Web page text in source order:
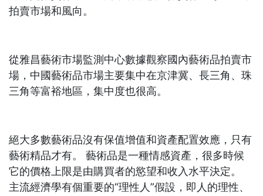
拍賣市場和風向。
從雅昌藝術市場監測中心數據觀察國內藝術品拍賣市
場，中國藝術品市場主要集中在京津冀、長三角、珠
三角等富裕地區，集中度也很高。
絕大多數藝術品沒有保值增值和資產配置效應，只有
藝術精品才有。 藝術品是一種情感資產，很多時候
它的價格上限是由購買者的慾望和收入水平決定。
主流經濟學有個重要的“理性人”假設，即人的理性、